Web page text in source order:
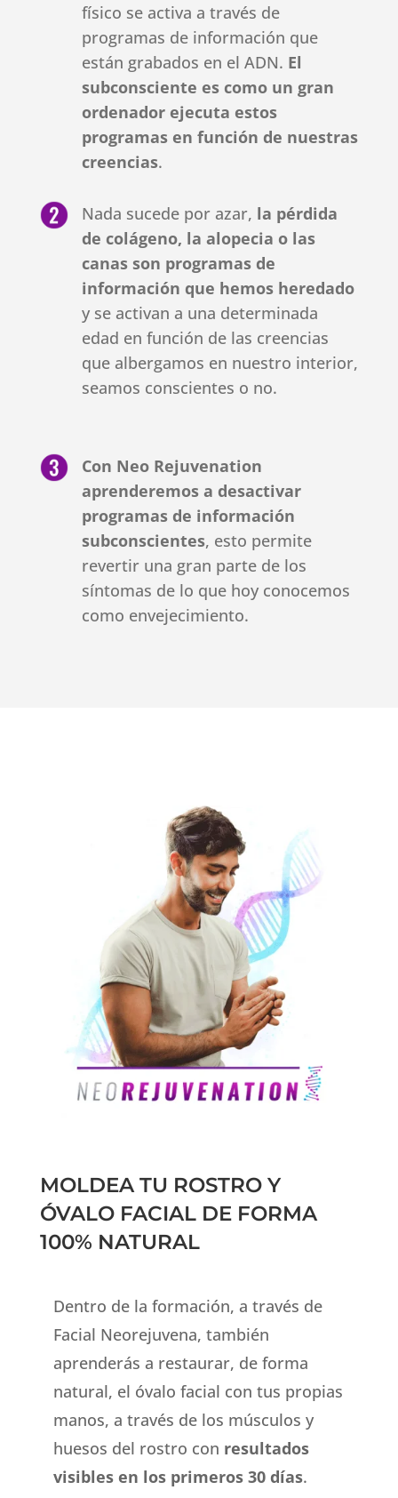
físico se activa a través de
programas de información que
están grabados en el ADN. El
subconsciente es como un gran
ordenador ejecuta estos
programas en función de nuestras
creencias.
Nada sucede por azar, la pérdida
de colágeno, la alopecia o las
canas son programas de
información que hemos heredado
y se activan a una determinada
edad en función de las creencias
que albergamos en nuestro interior,
seamos conscientes o no.
Con Neo Rejuvenation
aprenderemos a desactivar
programas de información
subconscientes, esto permite
revertir una gran parte de los
síntomas de lo que hoy conocemos
como envejecimiento.
MOLDEA TU ROSTRO Y
ÓVALO FACIAL DE FORMA
100% NATURAL
Dentro de la formación, a través de
Facial Neorejuvena, también
aprenderás a restaurar, de forma
natural, el óvalo facial con tus propias
manos, a través de los músculos y
huesos del rostro con resultados
visibles en los primeros 30 días.